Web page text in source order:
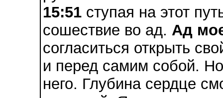
15:51 ступая на этот
сошествие во ад. Ад
согласиться открыть
и перед самим собой.
него. Глубина сердце